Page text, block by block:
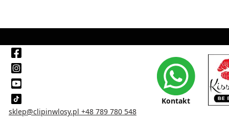
sklep@clipinwlosy.pl +48 789 780 548
Kontakt